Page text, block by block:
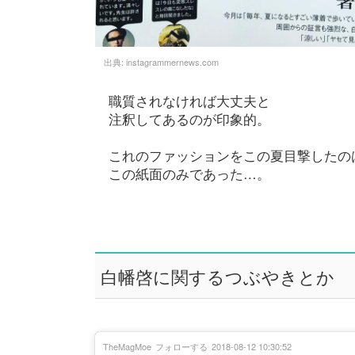
出典: instagrammernews.com
職質されなければ大丈夫と
注釈してあるのが印象的。
これのファッションをこの夏目撃したの
この紙面のみであった…。
白幡啓に関するつぶやきとか
TheMagMoe フォローする 2018-08-12 10:30:52